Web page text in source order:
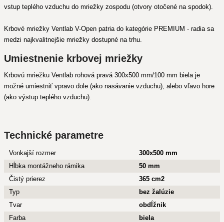
vstup teplého vzduchu do mriežky zospodu (otvory otočené na spodok).
Krbové mriežky Ventlab V-Open patria do kategórie PREMIUM - radia sa
medzi najkvalitnejšie mriežky dostupné na trhu.
Umiestnenie krbovej mriežky
Krbovú mriežku Ventlab rohová pravá 300x500 mm/100 mm biela je
možné umiestniť vpravo dole (ako nasávanie vzduchu), alebo vľavo hore
(ako výstup teplého vzduchu).
Technické parametre
Vonkajší rozmer
300x500 mm
Hĺbka montážneho rámika
50 mm
Čistý prierez
365 cm2
Typ
bez žalúzie
Tvar
obdĺžnik
Farba
biela